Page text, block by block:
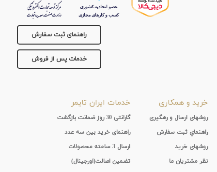
راهنمای ثبت سفارش
خدمات پس از فروش
خرید و همکاری
روشهای ارسال و رهگیری
راهنماي ثبت سفارش
روشهای خرید
نظر مشتریان ما
خدمات ایران تایمر
گارانتی 30 روز ضمانت بازگشت
راهنمای خرید بین سه عدد
ارسال 3 ساعته محصولات
تضمین اصالت(اورجینال)